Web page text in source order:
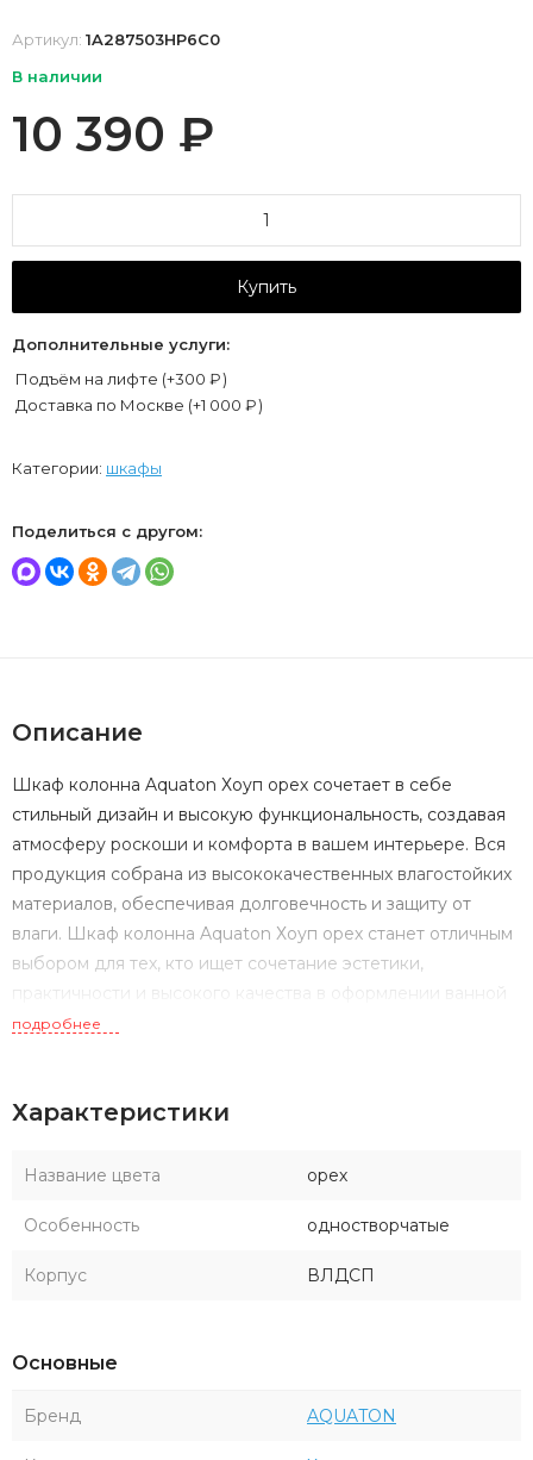
Артикул: 1A287503HP6C0
В наличии
10 390 ₽
Купить
Дополнительные услуги:
Подъём на лифте (+300 ₽)
Доставка по Москве (+1 000 ₽)
Категории: шкафы
Поделиться с другом:
Описание
Шкаф колонна Aquaton Хоуп орех сочетает в себе
стильный дизайн и высокую функциональность, создавая
атмосферу роскоши и комфорта в вашем интерьере. Вся
продукция собрана из высококачественных влагостойких
материалов, обеспечивая долговечность и защиту от
влаги. Шкаф колонна Aquaton Хоуп орех станет отличным
выбором для тех, кто ищет сочетание эстетики,
практичности и высокого качества в оформлении ванной
комнаты.
подробнее
Характеристики
Название цвета орех
Особенность одностворчатые
Корпус ВЛДСП
Основные
Бренд AQUATON